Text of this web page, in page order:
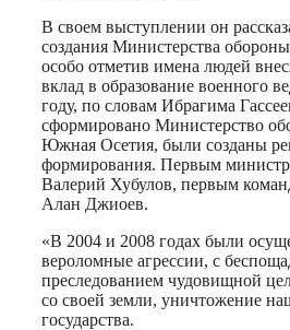
В своем выступлении он
создания Министерства
особо отметив имена людей
вклад в образование военного
году, по словам Ибрагима
сформировано Министерство
Южная Осетия, были созданы
формирования. Первым
Валерий Хубулов, первым
Алан Джиоев.
«В 2004 и 2008 годах были
вероломные агрессии, с
преследованием чудовищной
со своей земли, уничтожение
государства.